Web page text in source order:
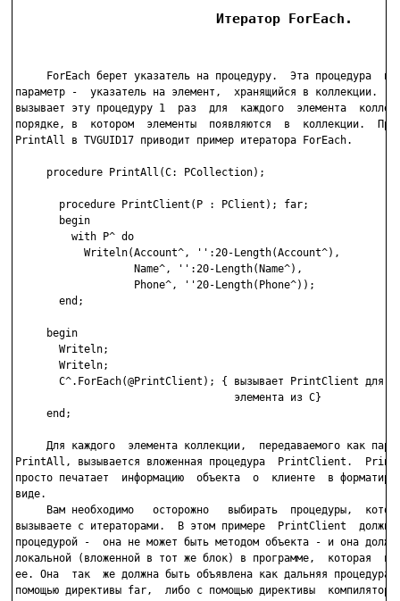
                         Итератор ForEach.
ForEach берет указатель на процедуру.  Эта процедура
параметр -  указатель на элемент,  хранящийся в коллекции.
вызывает эту процедуру 1  раз  для  каждого  элемента
порядке, в  котором  элементы  появляются  в  коллекции.
PrintAll в TVGUID17 приводит пример итератора ForEach.
     procedure PrintAll(C: PCollection);
       procedure PrintClient(P : PClient); far;
       begin
         with P^ do
           Writeln(Account^, '':20-Length(Account^),
                   Name^, '':20-Length(Name^),
                   Phone^, ''20-Length(Phone^));
       end;
     begin
       Writeln;
       Writeln;
C^.ForEach(@PrintClient); { вызывает PrintClient для
                                   элемента из С}
     end;
Для каждого  элемента коллекции,  передаваемого как
PrintAll, вызывается вложенная процедура  PrintClient.
просто печатает  информацию  объекта  о  клиенте  в
виде.
Вам необходимо   осторожно   выбирать  процедуры,
вызываете с итераторами.  В этом примере  PrintClient
процедурой -  она не может быть методом объекта - и она
локальной (вложенной в тот же блок) в программе,  которая
ее. Она  так  же должна быть объявлена как дальняя процедура
помощью директивы far,  либо с помощью директивы